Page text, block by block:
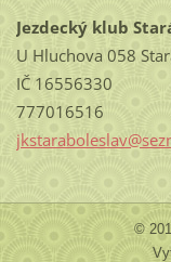
Jezdecký klub
U Hluchova 058
IČ 16556330
777016516
jkstaraboleslav@
©